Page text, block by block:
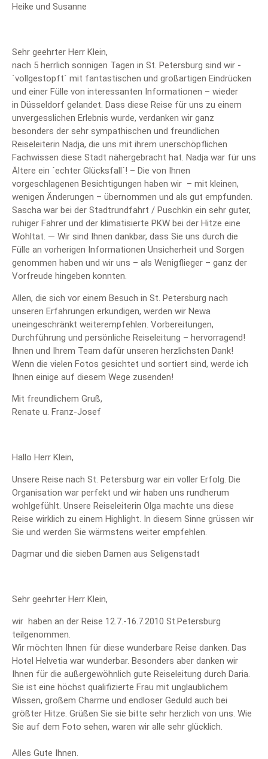
Heike und Susanne
Sehr geehrter Herr Klein,
nach 5 herrlich sonnigen Tagen in St. Petersburg sind wir -
´vollgestopft´ mit fantastischen und großartigen Eindrücken
und einer Fülle von interessanten Informationen – wieder
in Düsseldorf gelandet. Dass diese Reise für uns zu einem
unvergesslichen Erlebnis wurde, verdanken wir ganz
besonders der sehr sympathischen und freundlichen
Reiseleiterin Nadja, die uns mit ihrem unerschöpflichen
Fachwissen diese Stadt nähergebracht hat. Nadja war für uns
Ältere ein ´echter Glücksfall´! – Die von Ihnen
vorgeschlagenen Besichtigungen haben wir – mit kleinen,
wenigen Änderungen – übernommen und als gut empfunden.
Sascha war bei der Stadtrundfahrt / Puschkin ein sehr guter,
ruhiger Fahrer und der klimatisierte PKW bei der Hitze eine
Wohltat. — Wir sind Ihnen dankbar, dass Sie uns durch die
Fülle an vorherigen Informationen Unsicherheit und Sorgen
genommen haben und wir uns – als Wenigflieger – ganz der
Vorfreude hingeben konnten.
Allen, die sich vor einem Besuch in St. Petersburg nach
unseren Erfahrungen erkundigen, werden wir Newa
uneingeschränkt weiterempfehlen. Vorbereitungen,
Durchführung und persönliche Reiseleitung – hervorragend!
Ihnen und Ihrem Team dafür unseren herzlichsten Dank!
Wenn die vielen Fotos gesichtet und sortiert sind, werde ich
Ihnen einige auf diesem Wege zusenden!
Mit freundlichem Gruß,
Renate u. Franz-Josef
Hallo Herr Klein,
Unsere Reise nach St. Petersburg war ein voller Erfolg. Die
Organisation war perfekt und wir haben uns rundherum
wohlgefühlt. Unsere Reiseleiterin Olga machte uns diese
Reise wirklich zu einem Highlight. In diesem Sinne grüssen wir
Sie und werden Sie wärmstens weiter empfehlen.
Dagmar und die sieben Damen aus Seligenstadt
Sehr geehrter Herr Klein,
wir haben an der Reise 12.7.-16.7.2010 St.Petersburg
teilgenommen.
Wir möchten Ihnen für diese wunderbare Reise danken. Das
Hotel Helvetia war wunderbar. Besonders aber danken wir
Ihnen für die außergewöhnlich gute Reiseleitung durch Daria.
Sie ist eine höchst qualifizierte Frau mit unglaublichem
Wissen, großem Charme und endloser Geduld auch bei
größter Hitze. Grüßen Sie sie bitte sehr herzlich von uns. Wie
Sie auf dem Foto sehen, waren wir alle sehr glücklich.
Alles Gute Ihnen.